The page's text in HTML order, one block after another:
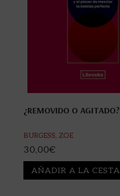
¿REMOVIDO O AGITADO?
BURGESS, ZOE
30,00€
AÑADIR A LA CESTA